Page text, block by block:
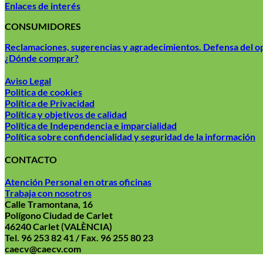
Enlaces de interés
CONSUMIDORES
Reclamaciones, sugerencias y agradecimientos. Defensa del
¿Dónde comprar?
Aviso Legal
Politica de cookies
Política de Privacidad
Política y objetivos de calidad
Política de Independencia e imparcialidad
Política sobre confidencialidad y seguridad de la información
CONTACTO
Atención Personal en otras oficinas
Trabaja con nosotros
Calle Tramontana, 16
Polígono Ciudad de Carlet
46240 Carlet (VALÈNCIA)
Tel. 96 253 82 41 / Fax. 96 255 80 23
caecv@caecv.com